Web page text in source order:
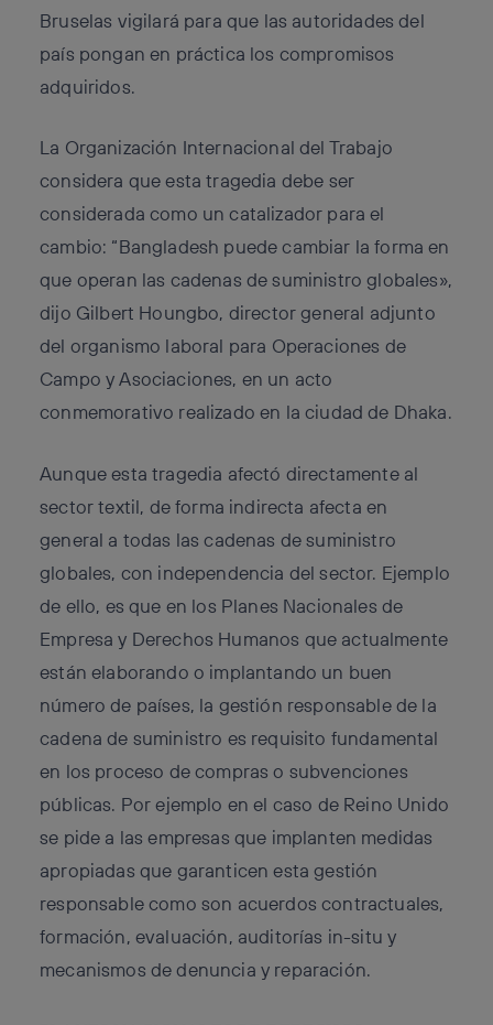
Bruselas vigilará para que las autoridades del
país pongan en práctica los compromisos
adquiridos.
La Organización Internacional del Trabajo
considera que esta tragedia debe ser
considerada como un catalizador para el
cambio: “Bangladesh puede cambiar la forma en
que operan las cadenas de suministro globales»,
dijo Gilbert Houngbo, director general adjunto
del organismo laboral para Operaciones de
Campo y Asociaciones, en un acto
conmemorativo realizado en la ciudad de Dhaka.
Aunque esta tragedia afectó directamente al
sector textil, de forma indirecta afecta en
general a todas las cadenas de suministro
globales, con independencia del sector. Ejemplo
de ello, es que en los Planes Nacionales de
Empresa y Derechos Humanos que actualmente
están elaborando o implantando un buen
número de países, la gestión responsable de la
cadena de suministro es requisito fundamental
en los proceso de compras o subvenciones
públicas. Por ejemplo en el caso de Reino Unido
se pide a las empresas que implanten medidas
apropiadas que garanticen esta gestión
responsable como son acuerdos contractuales,
formación, evaluación, auditorías in-situ y
mecanismos de denuncia y reparación.